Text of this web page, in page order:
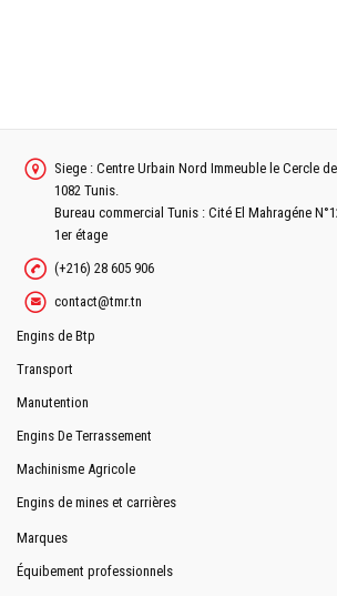
Siege : Centre Urbain Nord Immeuble le Cercle
1082 Tunis.
Bureau commercial Tunis : Cité El Mahragéne
1er étage
(+216) 28 605 906
contact@tmr.tn
Engins de Btp
Transport
Manutention
Engins De Terrassement
Machinisme Agricole
Engins de mines et carrières
Marques
Équibement professionnels